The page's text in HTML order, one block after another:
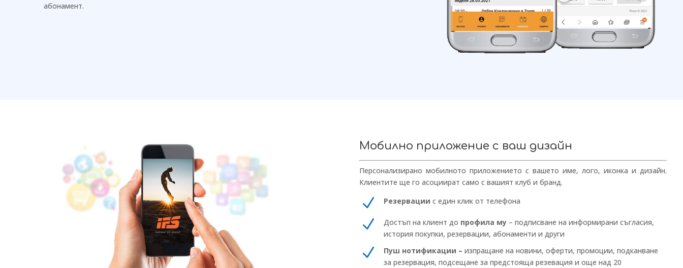
абонамент.
Мобилно приложение с ваш дизайн
Персонализирано мобилното приложението с вашето име, лого, иконка и дизайн.
Клиентите ще го асоциират само с вашият клуб и бранд.
N Резервации с един клик от телефона
N Достъп на клиент до профила му– подписване на информирани съгласия,
история покупки, резервации, абонаменти и други
N Пуш нотификации – изпращане на новини, оферти, промоции, подканване
за резервация, подсещане за предстояща резевация и още над 20